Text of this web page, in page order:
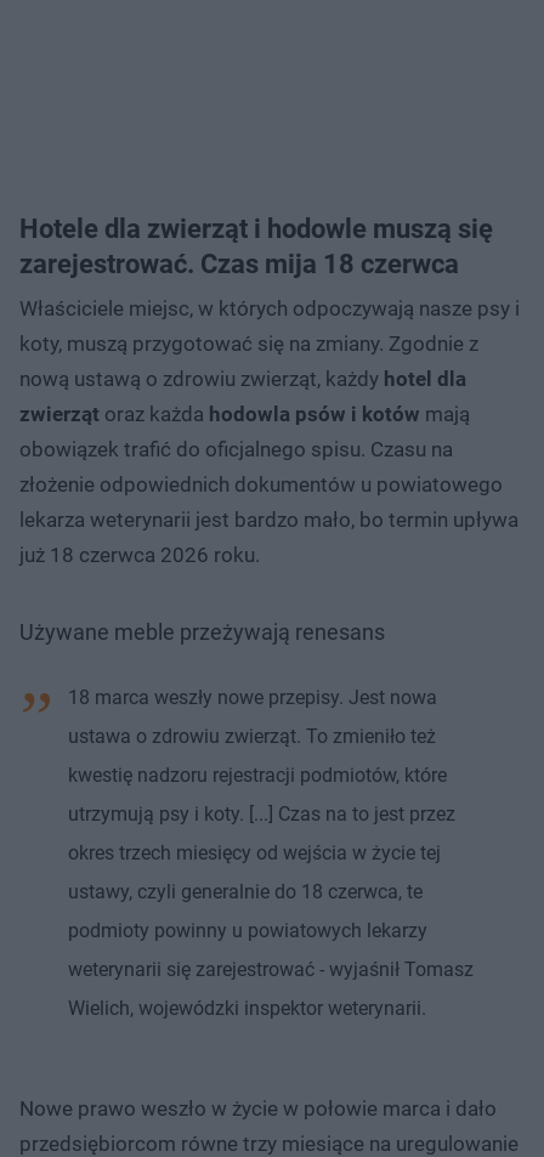
Hotele dla zwierząt i hodowle muszą się
zarejestrować. Czas mija 18 czerwca
Właściciele miejsc, w których odpoczywają nasze psy i
koty, muszą przygotować się na zmiany. Zgodnie z
nową ustawą o zdrowiu zwierząt, każdy hotel dla
zwierząt oraz każda hodowla psów i kotów mają
obowiązek trafić do oficjalnego spisu. Czasu na
złożenie odpowiednich dokumentów u powiatowego
lekarza weterynarii jest bardzo mało, bo termin upływa
już 18 czerwca 2026 roku.
Używane meble przeżywają renesans
18 marca weszły nowe przepisy. Jest nowa
ustawa o zdrowiu zwierząt. To zmieniło też
kwestię nadzoru rejestracji podmiotów, które
utrzymują psy i koty. [...] Czas na to jest przez
okres trzech miesięcy od wejścia w życie tej
ustawy, czyli generalnie do 18 czerwca, te
podmioty powinny u powiatowych lekarzy
weterynarii się zarejestrować - wyjaśnił Tomasz
Wielich, wojewódzki inspektor weterynarii.
Nowe prawo weszło w życie w połowie marca i dało
przedsiębiorcom równe trzy miesiące na uregulowanie